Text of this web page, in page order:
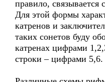
правило,
Для этой формы
катренов и
таких сонетов буду
катренах цифрами
строки – цифрами 5,6.